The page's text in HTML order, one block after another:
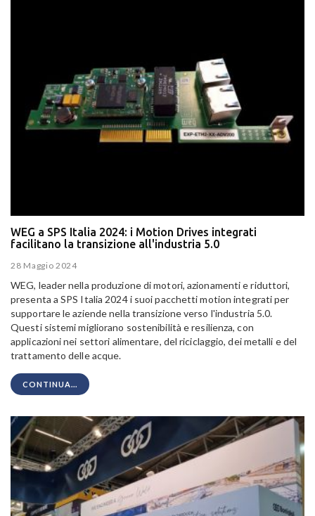
WEG a SPS Italia 2024: i Motion Drives integrati
facilitano la transizione all'industria 5.0
28 Maggio 2024
WEG, leader nella produzione di motori, azionamenti e riduttori,
presenta a SPS Italia 2024 i suoi pacchetti motion integrati per
supportare le aziende nella transizione verso l'industria 5.0.
Questi sistemi migliorano sostenibilità e resilienza, con
applicazioni nei settori alimentare, del riciclaggio, dei metalli e del
trattamento delle acque.
CONTINUA...